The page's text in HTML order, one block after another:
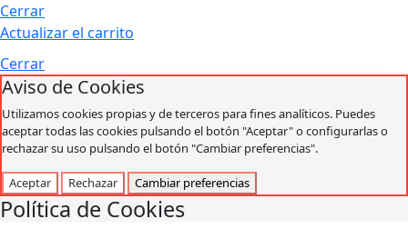
Cerrar
Actualizar el carrito
Cerrar
Aviso de Cookies
Utilizamos cookies propias y de terceros para fines analíticos. Puedes
aceptar todas las cookies pulsando el botón "Aceptar" o configurarlas o
rechazar su uso pulsando el botón "Cambiar preferencias".
Aceptar Rechazar Cambiar preferencias
Política de Cookies